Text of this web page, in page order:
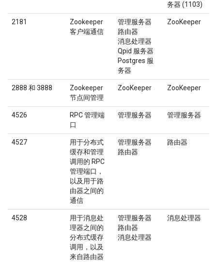
务器 (1103)
2181
Zookeeper
客户端通信
管理服务器
路由器
消息处理器
Qpid 服务器
Postgres 服
务器
ZooKeeper
2888 和 3888
Zookeeper
节点间管理
ZooKeeper ZooKeeper
4526
RPC 管理端
口
管理服务器 管理服务器
4527
用于分布式
缓存和管理
调用的 RPC
管理端口，
以及用于路
由器之间的
通信
管理服务器
路由器
路由器
4528
用于消息处
理器之间的
分布式缓存
调用，以及
来自路由器
管理服务器
路由器
消息处理器
消息处理器